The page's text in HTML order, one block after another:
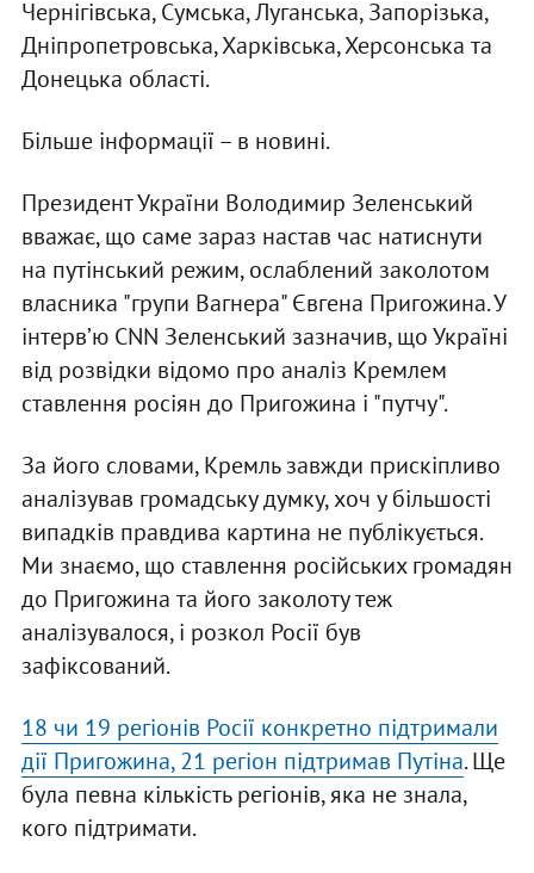
Чернігівська, Сумська, Луганська, Запорізька,
Дніпропетровська, Харківська, Херсонська та
Донецька області.
Більше інформації – в новині.
Президент України Володимир Зеленський
вважає, що саме зараз настав час натиснути
на путінський режим, ослаблений заколотом
власника "групи Вагнера" Євгена Пригожина. У
інтервʼю CNN Зеленський зазначив, що Україні
від розвідки відомо про аналіз Кремлем
ставлення росіян до Пригожина і "путчу".
За його словами, Кремль завжди прискіпливо
аналізував громадську думку, хоч у більшості
випадків правдива картина не публікується.
Ми знаємо, що ставлення російських громадян
до Пригожина та його заколоту теж
аналізувалося, і розкол Росії був
зафіксований.
18 чи 19 регіонів Росії конкретно підтримали
дії Пригожина, 21 регіон підтримав Путіна. Ще
була певна кількість регіонів, яка не знала,
кого підтримати.